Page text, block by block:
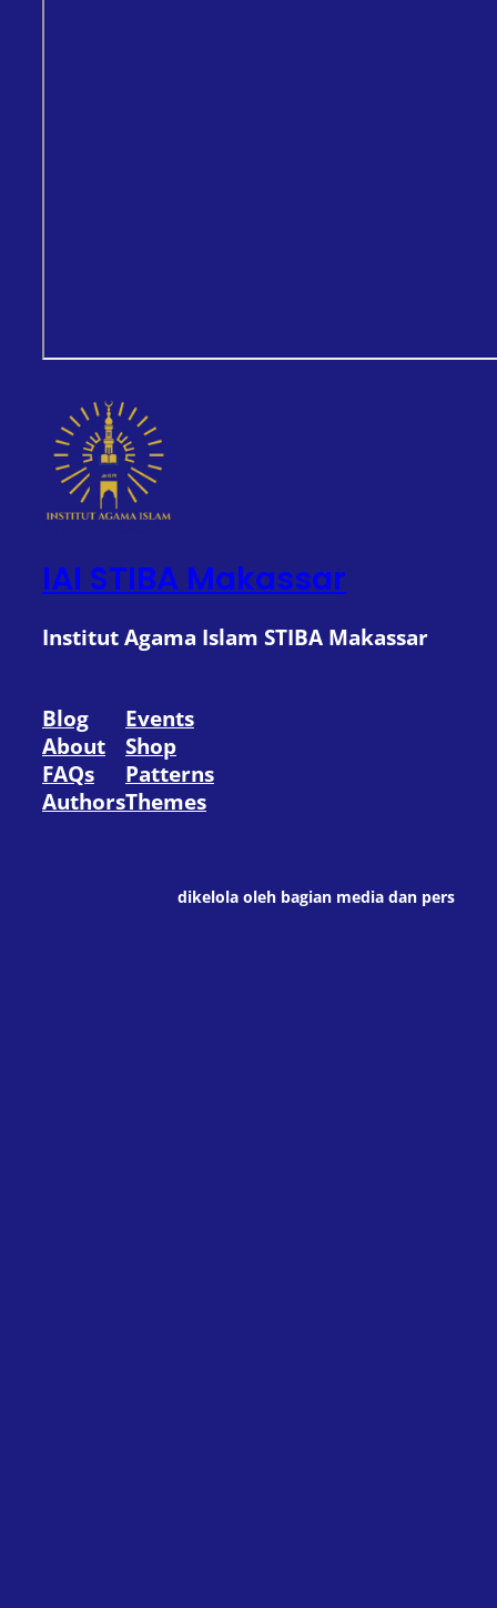
IAI STIBA Makassar
Institut Agama Islam STIBA Makassar
Blog
About
FAQs
Authors
Events
Shop
Patterns
Themes
dikelola oleh bagian media dan pers